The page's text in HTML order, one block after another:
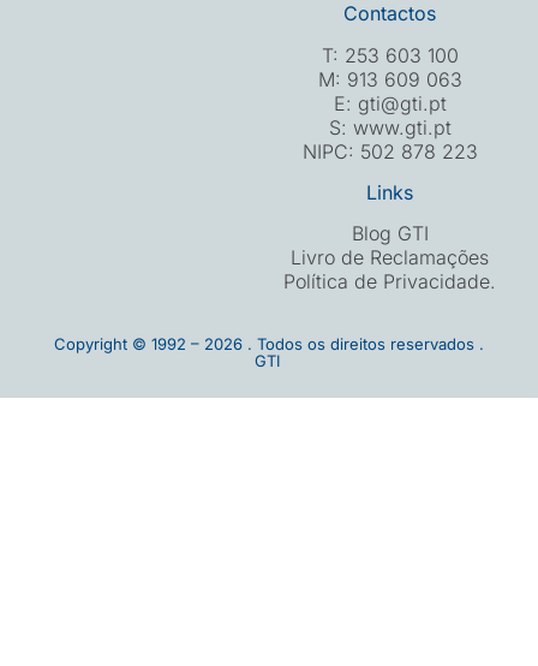
Contactos
T: 253 603 100
M: 913 609 063
E: gti@gti.pt
S: www.gti.pt
NIPC: 502 878 223
Links
Blog GTI
Livro de Reclamações
Política de Privacidade.
Copyright © 1992 – 2026 . Todos os direitos reservados .
GTI